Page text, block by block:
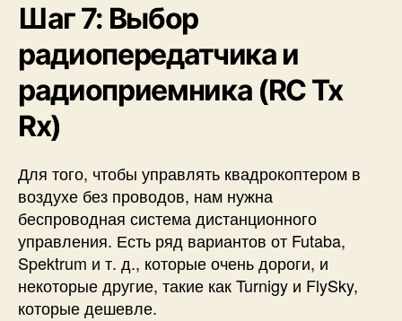
Шаг 7: Выбор
радиопередатчика и
радиоприемника (RC Tx
Rx)
Для того, чтобы управлять квадрокоптером в
воздухе без проводов, нам нужна
беспроводная система дистанционного
управления. Есть ряд вариантов от Futaba,
Spektrum и т. д., которые очень дороги, и
некоторые другие, такие как Turnigy и FlySky,
которые дешевле.